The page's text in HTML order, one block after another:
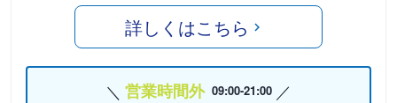
詳しくはこちら
営業時間外 09:00-21:00